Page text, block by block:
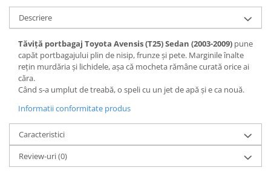
Descriere
Tăviță portbagaj Toyota Avensis (T25) Sedan (2003-2009) pune
capăt portbagajului plin de nisip, frunze și pete. Marginile înalte
rețin murdăria și lichidele, așa că mocheta rămâne curată orice ai
căra.
Când s-a umplut de treabă, o speli cu un jet de apă și e ca nouă.
Informatii conformitate produs
Caracteristici
Review-uri(0)